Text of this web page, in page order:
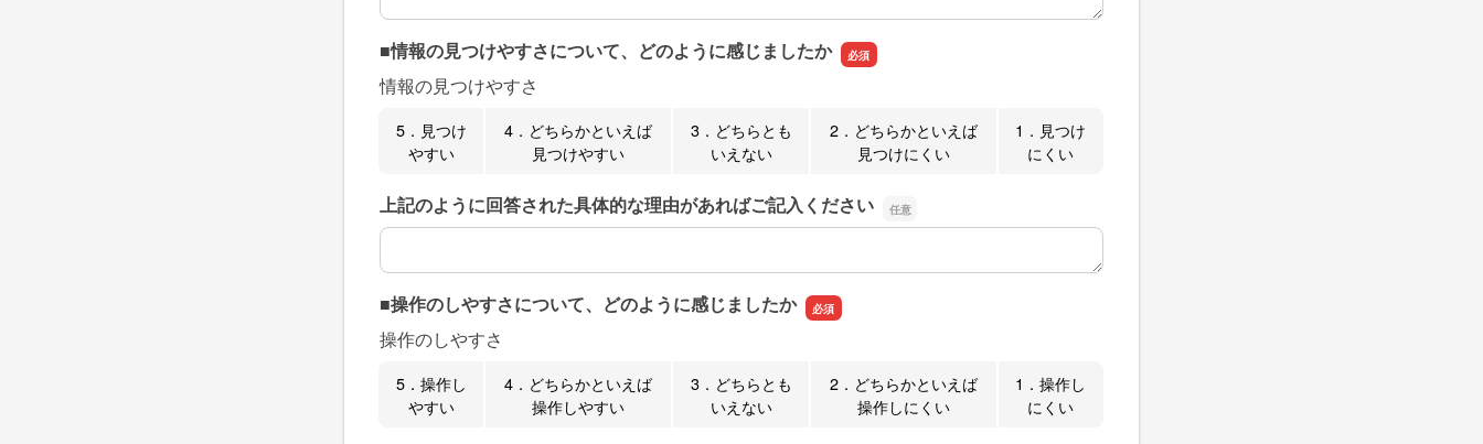
■情報の見つけやすさについて、どのように感じましたか
情報の見つけやすさ
5．見つけ
やすい
4．どちらかといえば
見つけやすい
3．どちらとも
いえない
2．どちらかといえば
見つけにくい
1．見つけ
にくい
上記のように回答された具体的な理由があればご記入ください
上記のように回答された具体的な理由があればご記入ください
■操作のしやすさについて、どのように感じましたか
操作のしやすさ
5．操作し
やすい
4．どちらかといえば
操作しやすい
3．どちらとも
いえない
2．どちらかといえば
操作しにくい
1．操作し
にくい